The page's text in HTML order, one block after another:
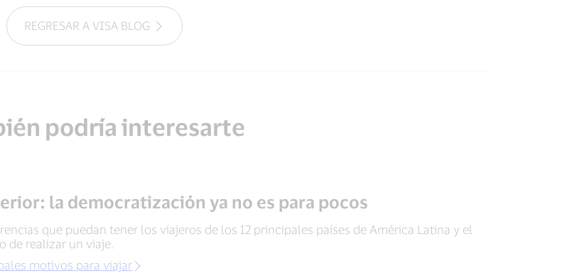
REGRESAR A VISA BLOG
podría interesarte
la democratización ya no es para pocos
que puedan tener los viajeros de los 12 principales países de América Latina y el
de realizar un viaje.
motivos para viajar